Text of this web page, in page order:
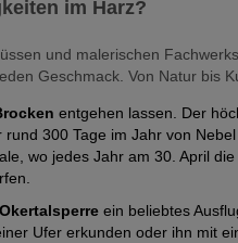
im Harz?
und malerischen
Geschmack. Von Natur bis
entgehen lassen. Der
300 Tage im Jahr von
wo jedes Jahr am 30. April
Okertalsperre ein beliebtes
Ufer erkunden oder ihn mit